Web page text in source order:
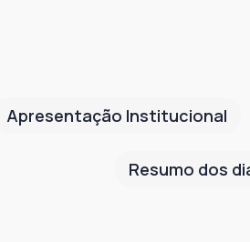
Apresentação Institucional
Resumo dos